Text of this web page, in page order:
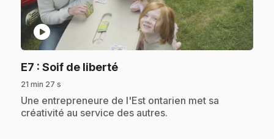
play_circle
E7 : Soif de liberté.
21 min 27 s
.Une entrepreneure de l'Est ontarien met sa
créativité au service des autres.